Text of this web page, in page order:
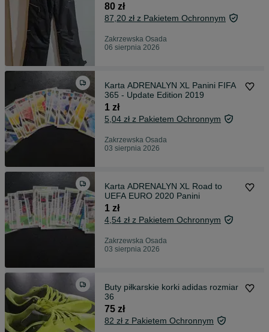
80 zł
87,20 zł z Pakietem Ochronnym
Zakrzewska Osada
06 sierpnia 2026
Karta ADRENALYN XL Panini FIFA
365 - Update Edition 2019
1 zł
5,04 zł z Pakietem Ochronnym
Zakrzewska Osada
03 sierpnia 2026
Karta ADRENALYN XL Road to
UEFA EURO 2020 Panini
1 zł
4,54 zł z Pakietem Ochronnym
Zakrzewska Osada
03 sierpnia 2026
Buty piłkarskie korki adidas rozmiar
36
75 zł
82 zł z Pakietem Ochronnym